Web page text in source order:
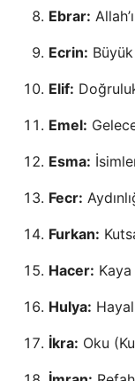
Ebrar:
Ecrin:
Elif:
Emel:
Esma:
Fecr:
Furkan:
Hacer: Kaya
Hulya:
İkra: Oku